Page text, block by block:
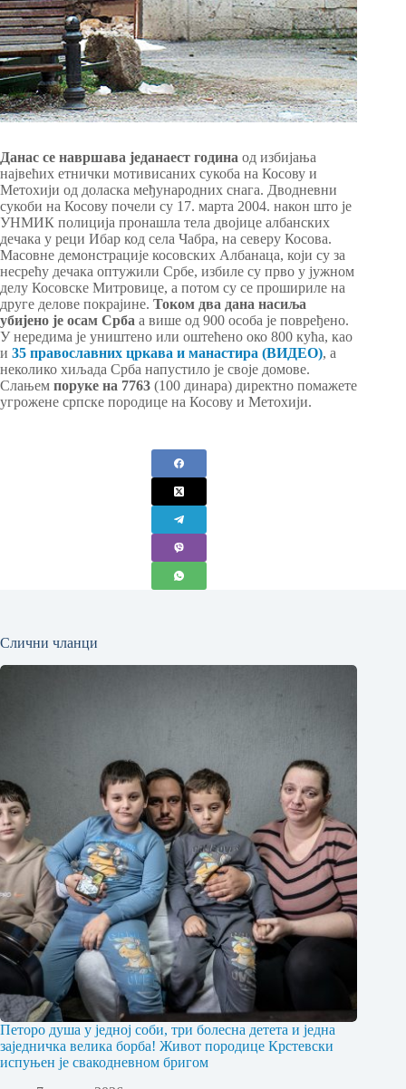
Данас се навршава једанаест година од избијања
највећих етнички мотивисаних сукоба на Косову и
Метохији од доласка међународних снага. Дводневни
сукоби на Косову почели су 17. марта 2004. након што је
УНМИК полиција пронашла тела двојице албанских
дечака у реци Ибар код села Чабра, на северу Косова.
Масовне демонстрације косовских Албанаца, који су за
несрећу дечака оптужили Србе, избиле су прво у јужном
делу Косовске Митровице, а потом су се прошириле на
друге делове покрајине. Током два дана насиља
убијено је осам Срба а више од 900 особа је повређено.
У нередима је уништено или оштећено око 800 кућа, као
и 35 православних цркава и манастира (ВИДЕО), а
неколико хиљада Срба напустило је своје домове.
Слањем поруке на 7763 (100 динара) директно помажете
угрожене српске породице на Косову и Метохији.
Слични чланци
Петоро душа у једној соби, три болесна детета и једна
заједничка велика борба! Живот породице Крстевски
испуњен је свакодневном бригом